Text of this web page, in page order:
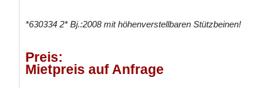
*630334 2* Bj.:2008 mit höhenverstellbaren Stützbeinen!
Preis:
Mietpreis auf Anfrage